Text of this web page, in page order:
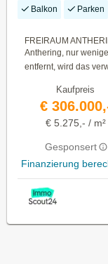
Balkon Parken
FREIRAUM
Anthering, nur
entfernt, wird das
Kaufpreis
€
€ 5.275,- / m²
Gesponsert
Finanzierung